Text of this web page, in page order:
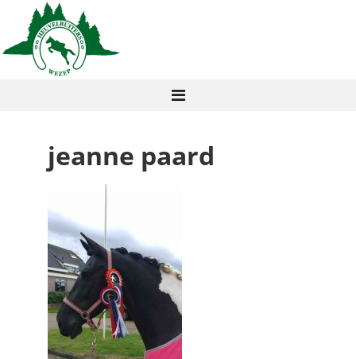
jeanne paard